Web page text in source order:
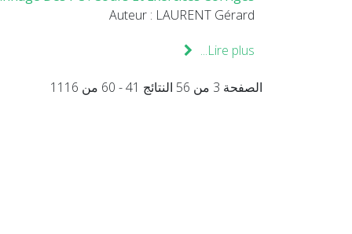
Auteur : LAURENT Gérard
Lire plus...
الصفحة 3 من 56 النتائج 41 - 60 من 1116